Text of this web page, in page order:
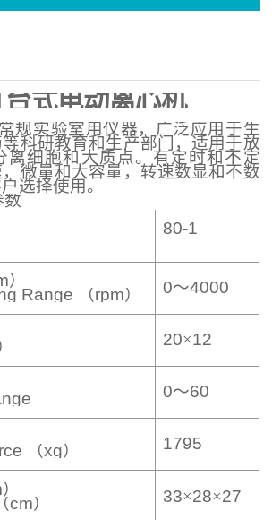
台式电动离心机
规实验室用仪器，广泛应用于生
科研教育和生产部门，适用于放
离细胞和大质点。有定时和不定
微量和大容量，转速数显和不数
选择使用。
数
80-1
）
Range （rpm） 0～4000
20×12
0～60
（xg） 1795
） 33×28×27